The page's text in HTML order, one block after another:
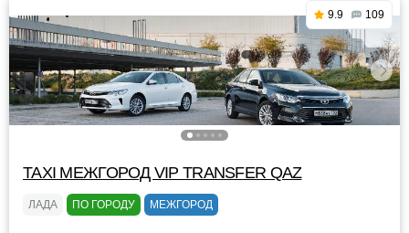
9.9 109
TAXI МЕЖГОРОД VIP TRANSFER QАZ
ЛАДА ПО ГОРОДУ МЕЖГОРОД